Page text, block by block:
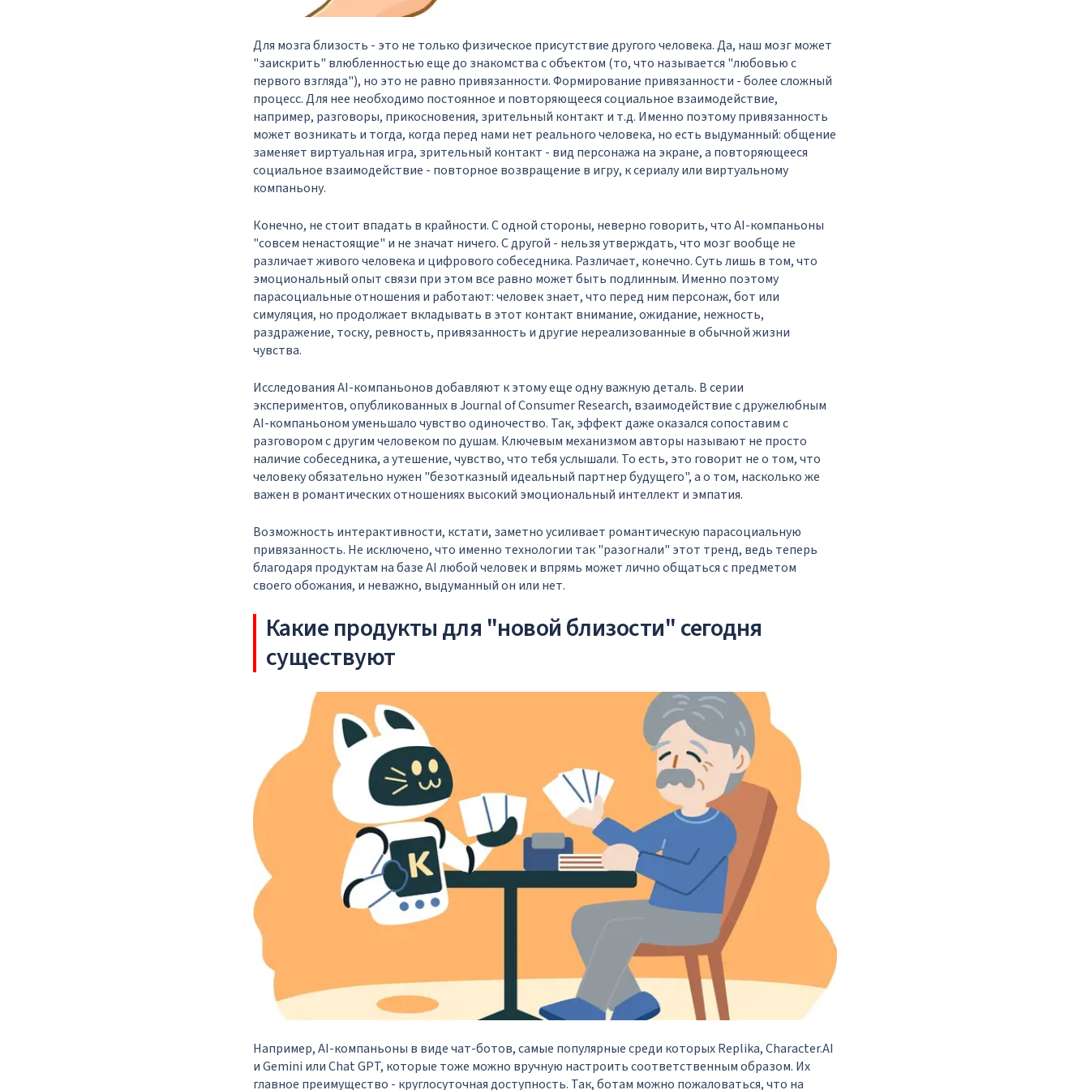
Для мозга близость - это не только физическое присутствие другого человека. Да, наш мозг может
"заискрить" влюбленностью еще до знакомства с объектом (то, что называется "любовью с
первого взгляда"), но это не равно привязанности. Формирование привязанности - более сложный
процесс. Для нее необходимо постоянное и повторяющееся социальное взаимодействие,
например, разговоры, прикосновения, зрительный контакт и т.д. Именно поэтому привязанность
может возникать и тогда, когда перед нами нет реального человека, но есть выдуманный: общение
заменяет виртуальная игра, зрительный контакт - вид персонажа на экране, а повторяющееся
социальное взаимодействие - повторное возвращение в игру, к сериалу или виртуальному
компаньону.
Конечно, не стоит впадать в крайности. С одной стороны, неверно говорить, что AI-компаньоны
"совсем ненастоящие" и не значат ничего. С другой - нельзя утверждать, что мозг вообще не
различает живого человека и цифрового собеседника. Различает, конечно. Суть лишь в том, что
эмоциональный опыт связи при этом все равно может быть подлинным. Именно поэтому
парасоциальные отношения и работают: человек знает, что перед ним персонаж, бот или
симуляция, но продолжает вкладывать в этот контакт внимание, ожидание, нежность,
раздражение, тоску, ревность, привязанность и другие нереализованные в обычной жизни
чувства.
Исследования AI-компаньонов добавляют к этому еще одну важную деталь. В серии
экспериментов, опубликованных в Journal of Consumer Research, взаимодействие с дружелюбным
AI-компаньоном уменьшало чувство одиночество. Так, эффект даже оказался сопоставим с
разговором с другим человеком по душам. Ключевым механизмом авторы называют не просто
наличие собеседника, а утешение, чувство, что тебя услышали. То есть, это говорит не о том, что
человеку обязательно нужен "безотказный идеальный партнер будущего", а о том, насколько же
важен в романтических отношениях высокий эмоциональный интеллект и эмпатия.
Возможность интерактивности, кстати, заметно усиливает романтическую парасоциальную
привязанность. Не исключено, что именно технологии так "разогнали" этот тренд, ведь теперь
благодаря продуктам на базе AI любой человек и впрямь может лично общаться с предметом
своего обожания, и неважно, выдуманный он или нет.
Какие продукты для "новой близости" сегодня
существуют
Например, AI-компаньоны в виде чат-ботов, самые популярные среди которых Replika, Character.AI
и Gemini или Chat GPT, которые тоже можно вручную настроить соответственным образом. Их
главное преимущество - круглосуточная доступность. Так, ботам можно пожаловаться, что на